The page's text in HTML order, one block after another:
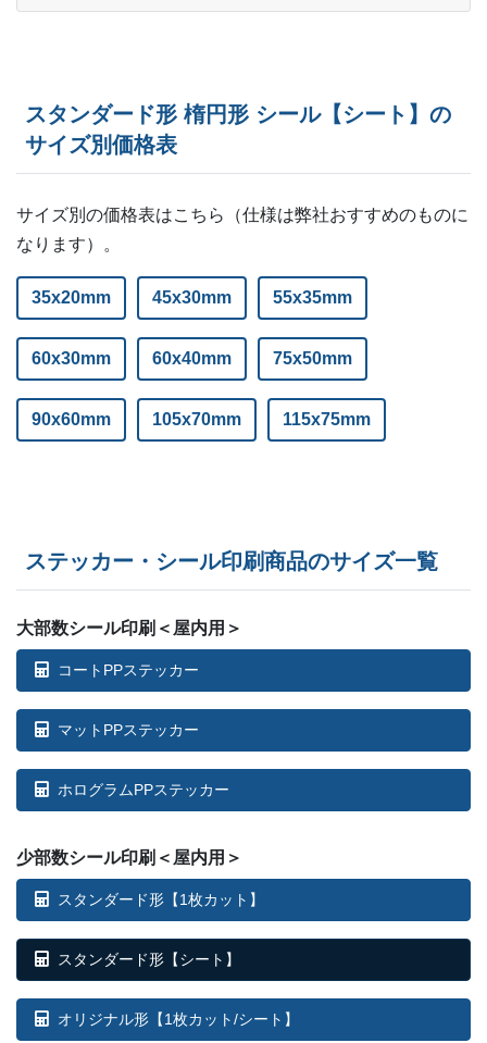
スタンダード形 楕円形 シール【シート】の
サイズ別価格表
サイズ別の価格表はこちら（仕様は弊社おすすめのものに
なります）。
35x20mm 45x30mm 55x35mm
60x30mm 60x40mm 75x50mm
90x60mm 105x70mm 115x75mm
ステッカー・シール印刷商品のサイズ一覧
大部数シール印刷＜屋内用＞
コートPPステッカー
マットPPステッカー
ホログラムPPステッカー
少部数シール印刷＜屋内用＞
スタンダード形【1枚カット】
スタンダード形【シート】
オリジナル形【1枚カット/シート】